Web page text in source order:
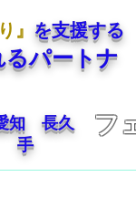
』 を支援する
るパートナ
知 長久
手
フ